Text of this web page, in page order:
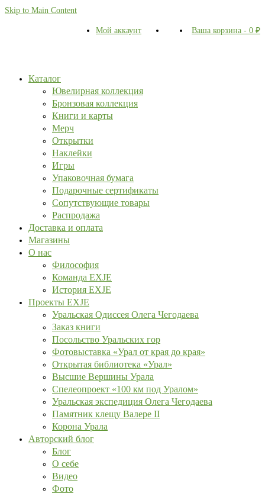
Skip to Main Content
Мой аккаунт Ваша корзина - 0 ₽
Каталог
Ювелирная коллекция
Бронзовая коллекция
Книги и карты
Мерч
Открытки
Наклейки
Игры
Упаковочная бумага
Подарочные сертификаты
Сопутствующие товары
Распродажа
Доставка и оплата
Магазины
О нас
Философия
Команда EXJE
История EXJE
Проекты EXJE
Уральская Одиссея Олега Чегодаева
Заказ книги
Посольство Уральских гор
Фотовыставка «Урал от края до края»
Открытая библиотека «Урал»
Высшие Вершины Урала
Спелеопроект «100 км под Уралом»
Уральская экспедиция Олега Чегодаева
Памятник клещу Валере II
Корона Урала
Авторский блог
Блог
О себе
Видео
Фото